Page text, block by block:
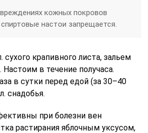
кожных покровов
настои запрещается.
сухого крапивного листа, зальем
Настоим в течение получаса.
в сутки перед едой (за 30–40
снадобья.
при болезни вен
растирания яблочным уксусом,